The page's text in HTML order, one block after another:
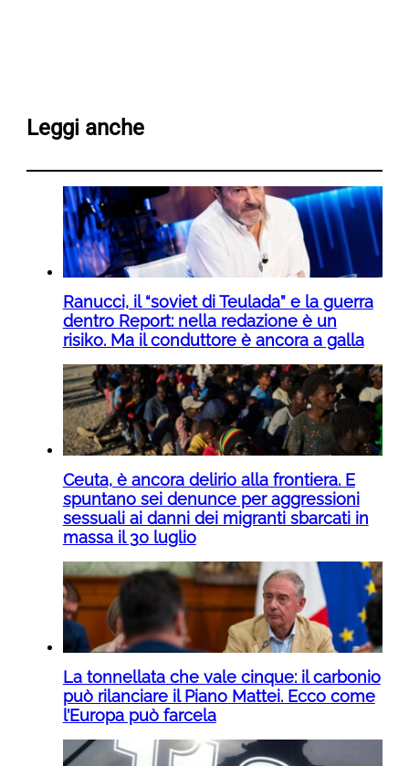
Leggi anche
Ranucci, il “soviet di Teulada” e la guerra
dentro Report: nella redazione è un
risiko. Ma il conduttore è ancora a galla
Ceuta, è ancora delirio alla frontiera. E
spuntano sei denunce per aggressioni
sessuali ai danni dei migranti sbarcati in
massa il 30 luglio
La tonnellata che vale cinque: il carbonio
può rilanciare il Piano Mattei. Ecco come
l’Europa può farcela